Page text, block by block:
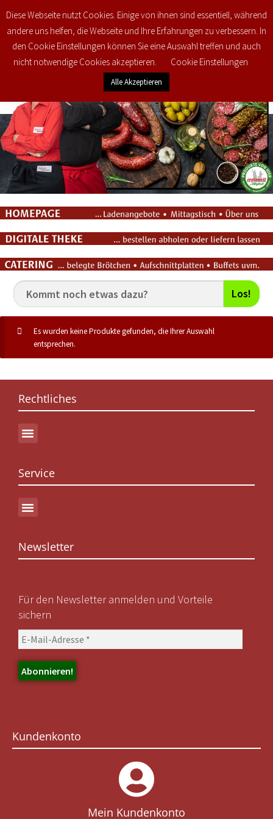
€0,00 0
Los!
Es wurden keine Produkte gefunden, die Ihrer Auswahl
entsprechen.
Rechtliches
Service
Newsletter
Für den Newsletter anmelden und Vorteile
sichern
Kundenkonto
Mein Kundenkonto
Diese Webseite nutzt Cookies. Einige von ihnen sind essentiell, während
andere uns helfen, die Webseite und Ihre Erfahrungen zu verbessern. In
den Cookie Einstellungen können Sie eine Auswahl treffen und auch
nicht notwendige Cookies akzeptieren.
Cookie Einstellungen
Alle Akzeptieren